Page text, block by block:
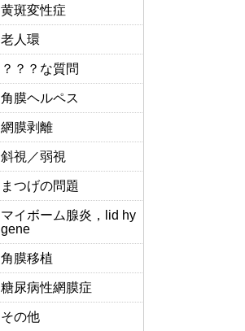
黄斑変性症
老人環
？？？な質問
角膜ヘルペス
網膜剥離
斜視／弱視
まつげの問題
マイボーム腺炎，lid hy
gene
角膜移植
糖尿病性網膜症
その他